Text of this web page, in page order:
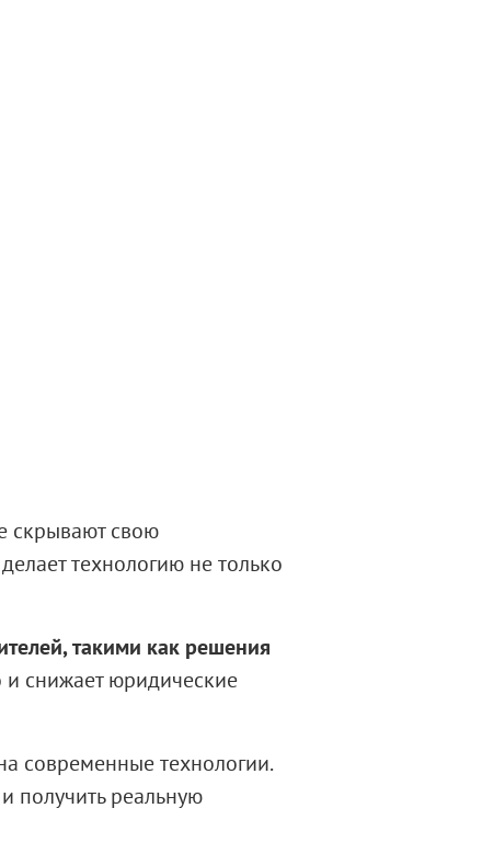
скрывают свою
технологию не только
такими как решения
и снижает юридические
современные технологии.
получить реальную